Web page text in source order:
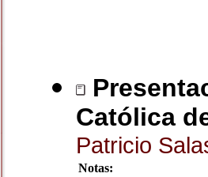
Católica
Patricio
Notas: